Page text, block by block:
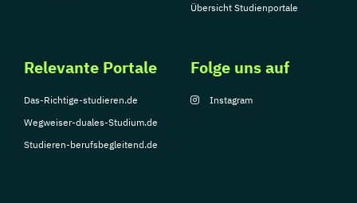
Übersicht Studienportale
Relevante Portale
Das-Richtige-studieren.de
Wegweiser-duales-Studium.de
Studieren-berufsbegleitend.de
Folge uns auf
Instagram